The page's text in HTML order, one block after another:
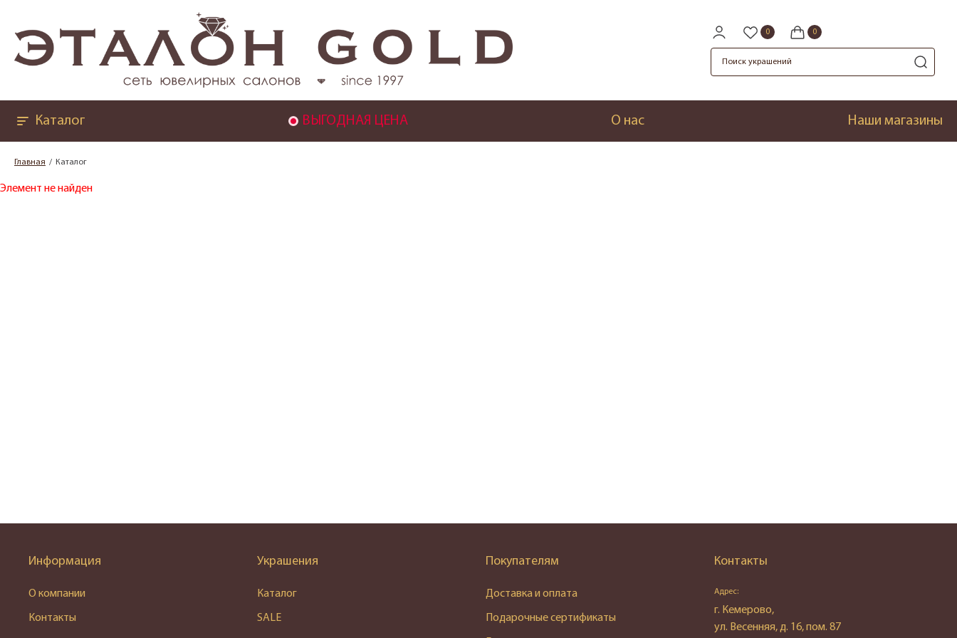
Каталог ВЫГОДНАЯ ЦЕНА О нас Наши магазины
Главная Каталог
Элемент не найден
Информация
О компании
Контакты
Украшения
Каталог
SALE
Покупателям
Доставка и оплата
Подарочные сертификаты
Контакты
Адрес:
г. Кемерово,
ул. Весенняя, д. 16, пом. 87